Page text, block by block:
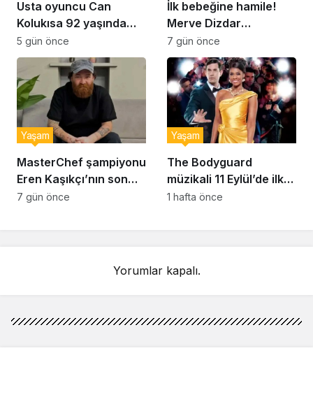
Usta oyuncu Can
Kolukısa 92 yaşında
hayatını kaybetti
5 gün önce
İlk bebeğine hamile!
Merve Dizdar
sessizliğini bozdu: ‘İsim
bulmak çok zor’
7 gün önce
MasterChef şampiyonu
Eren Kaşıkçı’nın son
anlarındaki kahreden
Yaşam
7 gün önce
The Bodyguard
müzikali 11 Eylül’de ilk
kez Türkiye’de
Yaşam
1 hafta önce
Yorumlar kapalı.